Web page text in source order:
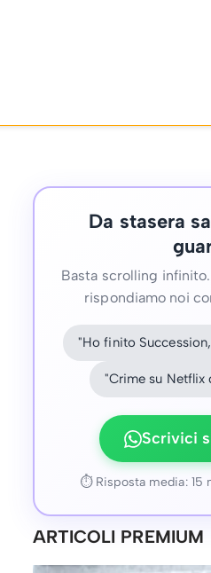
Da stasera
Basta scrolling
rispondiamo noi
"Ho finito
"Crime su Netflix
Scrivici
⏱ Risposta media: 15
ARTICOLI PREMIUM